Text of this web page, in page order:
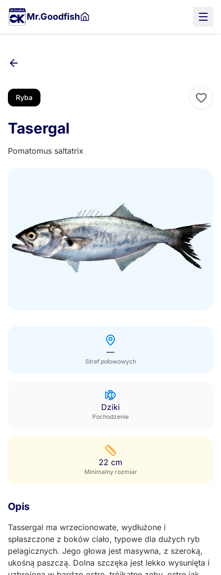
Przejdź
Mr.Goodfish
Ryba
Tasergal
Pomatomus saltatrix
—
Stref połowowych
Dziki
Pochodzenie
22 cm
Minimalny rozmiar
Opis
Tassergal ma wrzecionowate, wydłużone i
spłaszczone z boków ciało, typowe dla dużych ryb
pelagicznych. Jego głowa jest masywna, z szeroką,
ukośną paszczą. Dolna szczęka jest lekko wysunięta i